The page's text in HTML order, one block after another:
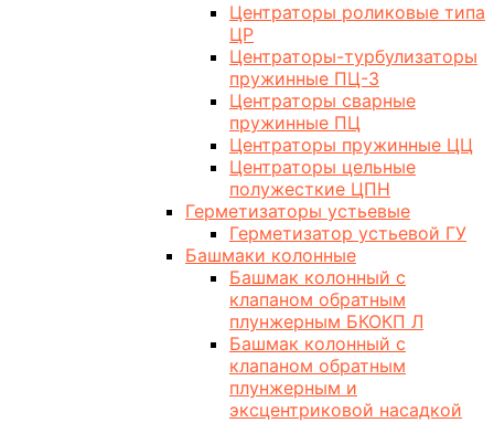
Центраторы роликовые типа
ЦР
Центраторы-турбулизаторы
пружинные ПЦ-3
Центраторы сварные
пружинные ПЦ
Центраторы пружинные ЦЦ
Центраторы цельные
полужесткие ЦПН
Герметизаторы устьевые
Герметизатор устьевой ГУ
Башмаки колонные
Башмак колонный с
клапаном обратным
плунжерным БКОКП Л
Башмак колонный с
клапаном обратным
плунжерным и
эксцентриковой насадкой